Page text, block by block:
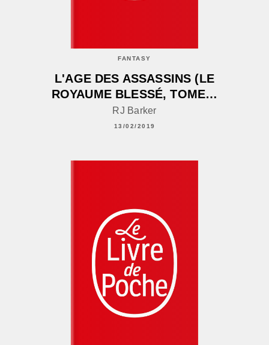
FANTASY
L'AGE DES ASSASSINS (LE
ROYAUME BLESSÉ, TOME…
RJ Barker
13/02/2019